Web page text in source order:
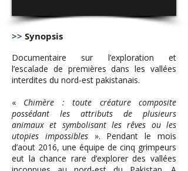
>> Synopsis
Documentaire sur l’exploration et
l’escalade de premières dans les vallées
interdites du nord-est pakistanais.
« Chimère : toute créature composite
possédant les attributs de plusieurs
animaux et symbolisant les rêves ou les
utopies impossibles ». Pendant le mois
d’aout 2016, une équipe de cinq grimpeurs
eut la chance rare d’explorer des vallées